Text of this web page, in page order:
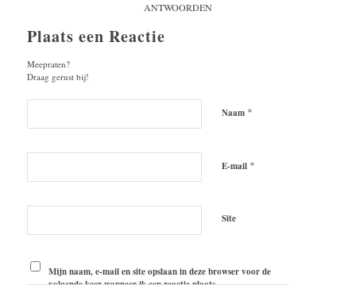
ANTWOORDEN
Plaats een Reactie
Meepraten?
Draag gerust bij!
Naam *
E-mail *
Site
Mijn naam, e-mail en site opslaan in deze browser voor de